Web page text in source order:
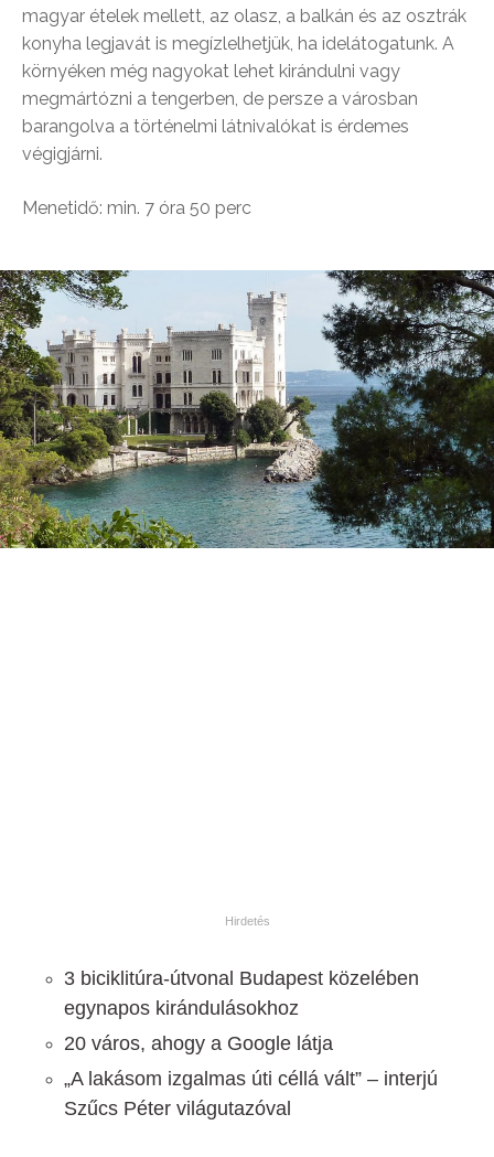
magyar ételek mellett, az olasz, a balkán és az osztrák
konyha legjavát is megízlelhetjük, ha idelátogatunk. A
környéken még nagyokat lehet kirándulni vagy
megmártózni a tengerben, de persze a városban
barangolva a történelmi látnivalókat is érdemes
végigjárni.
Menetidő: min. 7 óra 50 perc
3 biciklitúra-útvonal Budapest közelében
egynapos kirándulásokhoz
20 város, ahogy a Google látja
„A lakásom izgalmas úti céllá vált” – interjú
Szűcs Péter világutazóval